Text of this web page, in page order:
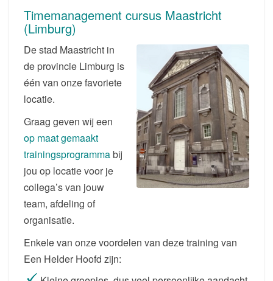
Timemanagement cursus Maastricht
(Limburg)
De stad Maastricht in
de provincie Limburg is
één van onze favoriete
locatie.
Graag geven wij een
op maat gemaakt
trainingsprogrammabij
jou op locatie voor je
collega’s van jouw
team, afdeling of
organisatie.
Enkele van onze voordelen van deze training van
Een Helder Hoofd zijn: